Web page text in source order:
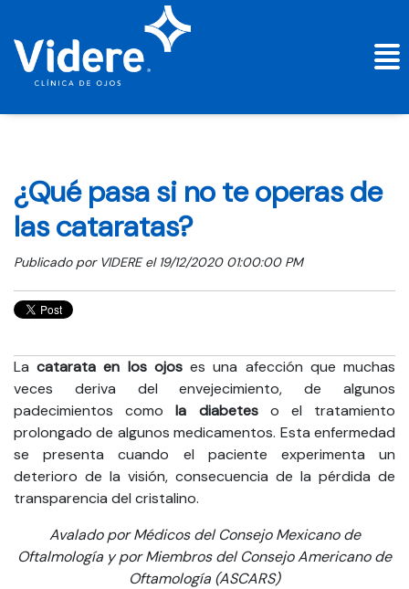
¿Qué pasa si no te operas de
las cataratas?
Publicado por VIDEREel 19/12/2020 01:00:00 PM
Lacatarata en los ojoses una afección que muchas
veces deriva del envejecimiento, de algunos
padecimientos comola diabeteso el tratamiento
prolongado de algunos medicamentos. Esta enfermedad
se presenta cuando el paciente experimenta un
deterioro de la visión, consecuencia de la pérdida de
transparencia del cristalino.
Avalado por Médicos del Consejo Mexicano de
Oftalmología y por Miembros del Consejo Americano de
Oftamología (ASCARS)